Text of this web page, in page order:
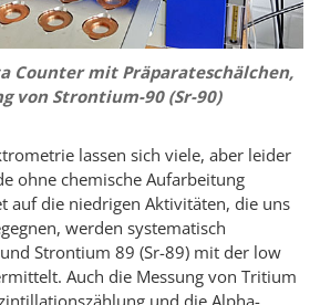
Counter mit Präparateschälchen,
von Strontium-90 (Sr-90)
lassen sich viele, aber leider
ohne chemische Aufarbeitung
auf die niedrigen Aktivitäten, die uns
werden systematisch
Strontium 89 (Sr-89) mit der low
Auch die Messung von Tritium
und die Alpha-